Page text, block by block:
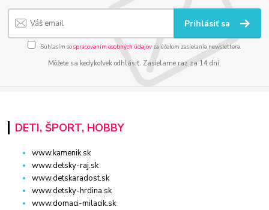
Prihlásiť sa
Súhlasím sospracovaním osobných údajov za účelom zasielania newslettera.
Môžete sa kedykoľvek odhlásiť. Zasielame raz za 14 dní.
DETI, ŠPORT, HOBBY
www.kamenik.sk
www.detsky-raj.sk
www.detskaradost.sk
www.detsky-hrdina.sk
www.domaci-milacik.sk